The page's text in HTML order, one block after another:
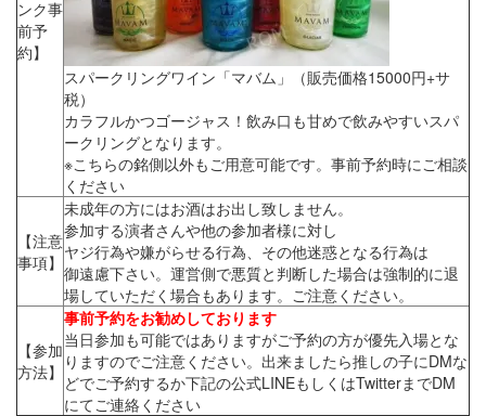
ンク事
前予
約】
スパークリングワイン「マバム」（販売価格15000円+サ
税）
カラフルかつゴージャス！飲み口も甘めで飲みやすいスパ
ークリングとなります。
※こちらの銘側以外もご用意可能です。事前予約時にご相談
ください
【注意
事項】
未成年の方にはお酒はお出し致しません。
参加する演者さんや他の参加者様に対し
ヤジ行為や嫌がらせる行為、その他迷惑となる行為は
御遠慮下さい。運営側で悪質と判断した場合は強制的に退
場していただく場合もあります。ご注意ください。
【参加
方法】
事前予約をお勧めしております
当日参加も可能ではありますがご予約の方が優先入場とな
りますのでご注意ください。出来ましたら推しの子にDMな
どでご予約するか下記の公式LINEもしくはTwitterまでDM
にてご連絡ください